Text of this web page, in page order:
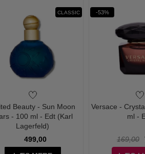
CLASSIC
Beauty - Sun Moon
- 100 ml - Edt (Karl
Lagerfeld)
499,00
-53%
Versace -
ml -
169,00